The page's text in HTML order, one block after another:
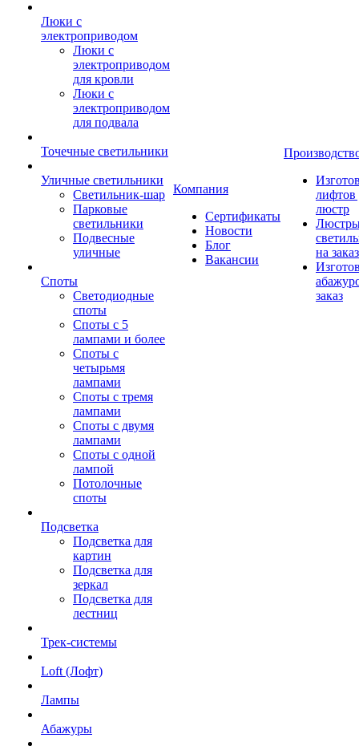
Люки с
электроприводом
Люки с
электроприводом
для кровли
Люки с
электроприводом
для подвала
Точечные светильники
Уличные светильники
Светильник-шар
Парковые
светильники
Подвесные
уличные
Споты
Светодиодные
споты
Споты с 5
лампами и более
Споты с
четырьмя
лампами
Споты с тремя
лампами
Споты с двумя
лампами
Споты с одной
лампой
Потолочные
споты
Подсветка
Подсветка для
картин
Подсветка для
зеркал
Подсветка для
лестниц
Трек-системы
Loft (Лофт)
Лампы
Абажуры
Компания
Сертификаты
Новости
Блог
Вакансии
лифтов
люстр
на заказ
заказ